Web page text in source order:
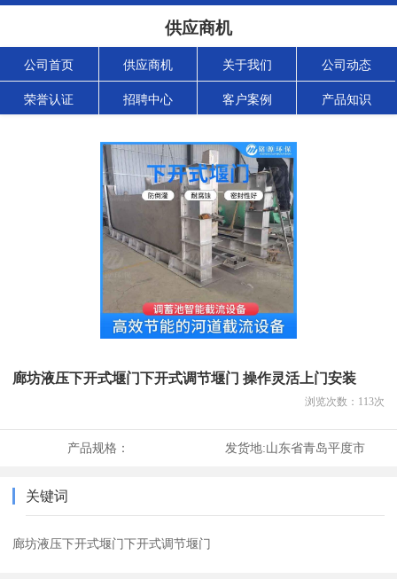
供应商机
公司首页 供应商机 关于我们 公司动态
荣誉认证 招聘中心 客户案例 产品知识
廊坊液压下开式堰门下开式调节堰门 操作灵活上门安装
浏览次数： 113次
产品规格： 发货地:山东省青岛平度市
关键词
廊坊液压下开式堰门下开式调节堰门